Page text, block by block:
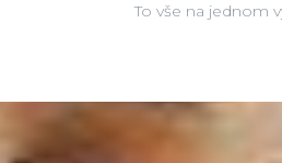
To vše na jednom